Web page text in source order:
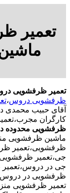
تعمیر
تعمیر ظرفشویی
ظرفشویی دروس،
آقای حبیب محمدی
کارگران
ظرفشویی محدوده
ماشین ظرفشویی
ظرفشویی،تعمیر
جی،تعمیر
جی در دروس،تعمیر
ظرفشویی در
تعمیر ظرفشویی